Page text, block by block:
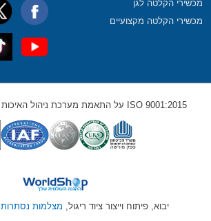
מכשירי הקלטה לגן
מכשירי הקלטה מקצועיים
ISO 9001:2015 על התאמת מערכת ניהול האיכות של הארגון בדרישות
יבוא, פיתוח וייצור ציוד ריגול, מצלמות נסתרות